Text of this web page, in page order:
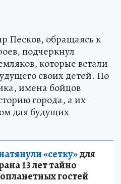
Песков, обращаясь к
подчеркнул
которые встали
своих детей. По
имена бойцов
города, а их
для будущих
«сетку»для
13 лет тайно
гостей